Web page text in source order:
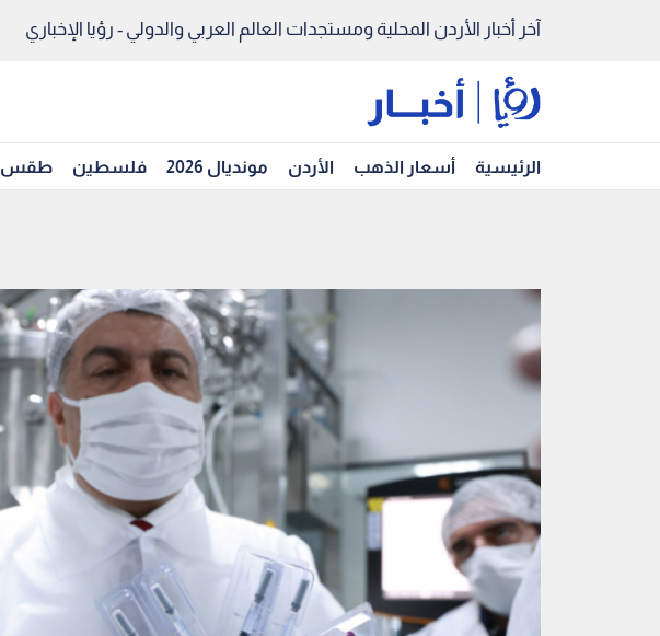
آخر أخبار الأردن المحلية ومستجدات العالم العربي والدولي - رؤيا الإخباري
الرئيسية أسعار الذهب الأردن مونديال 2026 فلسطين طقس